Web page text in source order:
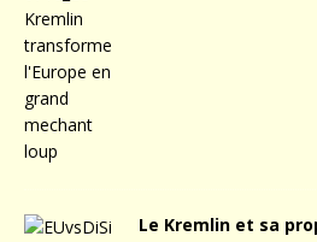
Le Kremlin et sa